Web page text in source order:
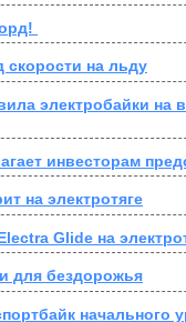
на льду
электробайки на
инвесторам
на электротяге
Glide на
для бездорожья
начального